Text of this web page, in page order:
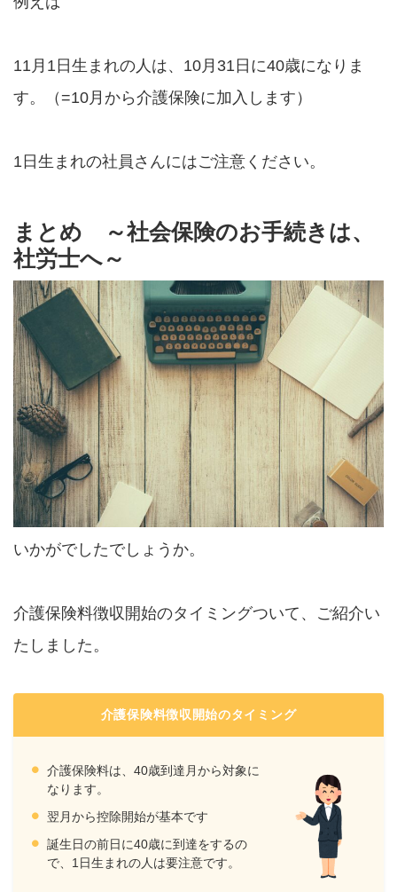
11月1日生まれの人は、10月31日に40歳になりま
す。（=10月から介護保険に加入します）
1日生まれの社員さんにはご注意ください。
まとめ ～社会保険のお手続きは、
社労士へ～
いかがでしたでしょうか。
介護保険料徴収開始のタイミングついて、ご紹介い
たしました。
介護保険料徴収開始のタイミング
介護保険料は、40歳到達月から対象に
なります。
翌月から控除開始が基本です
誕生日の前日に40歳に到達をするの
で、1日生まれの人は要注意です。